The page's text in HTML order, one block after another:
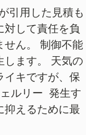
引用した見積も
対して責任を負
せん。 制御不能
します。 天気の
イキですが、保
ルリー 発生す
抑えるために最